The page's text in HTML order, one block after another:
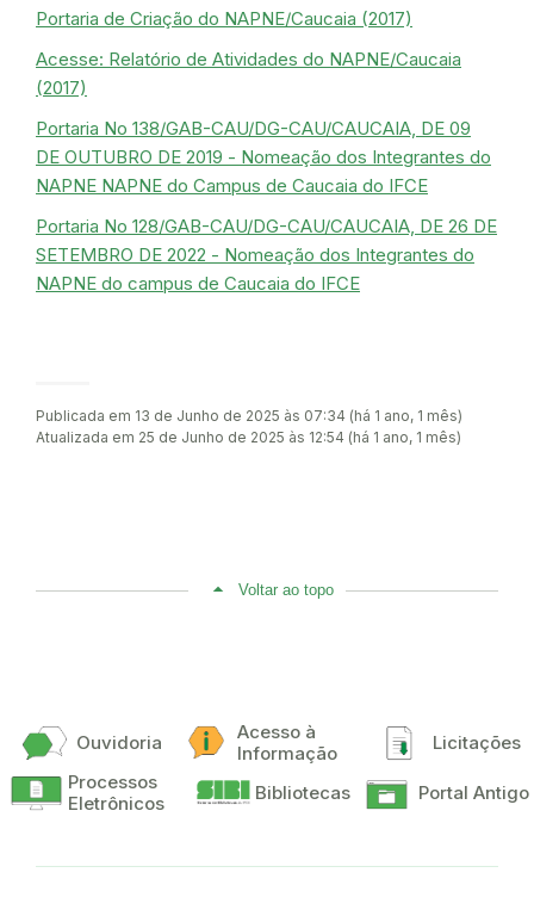
Portaria de Criação do NAPNE/Caucaia (2017)
Acesse: Relatório de Atividades do NAPNE/Caucaia
(2017)
Portaria No 138/GAB-CAU/DG-CAU/CAUCAIA, DE 09
DE OUTUBRO DE 2019 - Nomeação dos Integrantes do
NAPNE NAPNE do Campus de Caucaia do IFCE
Portaria No 128/GAB-CAU/DG-CAU/CAUCAIA, DE 26 DE
SETEMBRO DE 2022 - Nomeação dos Integrantes do
NAPNE do campus de Caucaia do IFCE
Publicada em 13 de Junho de 2025 às 07:34 (há 1 ano, 1 mês)
Atualizada em 25 de Junho de 2025 às 12:54 (há 1 ano, 1 mês)
Voltar ao topo
Ouvidoria
Acesso à
Informação
Licitações
Processos
Eletrônicos
Bibliotecas Portal Antigo